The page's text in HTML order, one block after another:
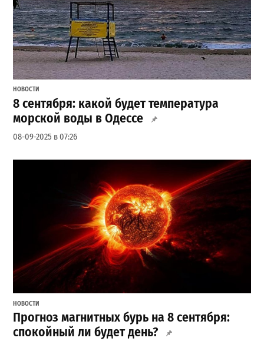
НОВОСТИ
8 сентября: какой будет температура
морской воды в Одессе
08-09-2025 в 07:26
НОВОСТИ
Прогноз магнитных бурь на 8 сентября:
спокойный ли будет день?